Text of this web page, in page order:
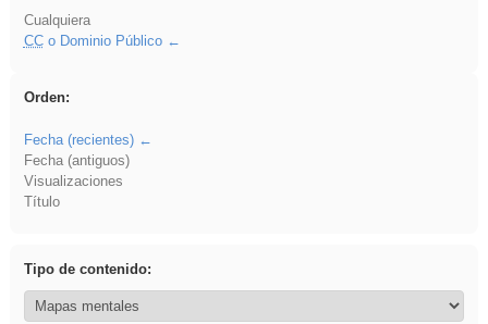
Cualquiera
CCo Dominio Público
Orden:
Fecha (recientes)
Fecha (antiguos)
Visualizaciones
Título
Tipo de contenido: